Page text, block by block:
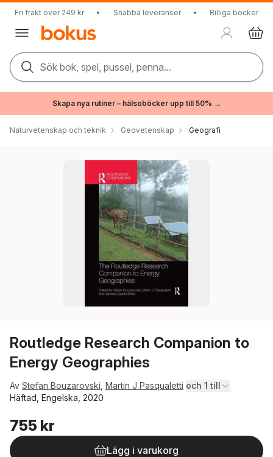
Fri frakt över 249 kr • Snabba leveranser • Billiga böcker
Sök bok, spel, pussel, penna...
Skapa nya rutiner – hälsoböcker upp till 50% →
Naturvetenskap och teknik Geovetenskap Geografi
Routledge Research Companion to
Energy Geographies
Av Stefan Bouzarovski Martin J Pasqualetti och 1 till
Häftad, Engelska, 2020
755 kr
Lägg i varukorg